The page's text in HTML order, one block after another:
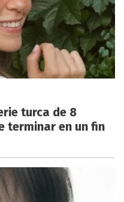
turca de 8
terminar en un fin